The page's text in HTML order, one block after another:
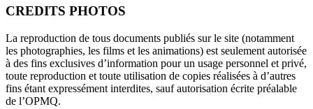
CREDITS PHOTOS
La reproduction de tous documents publiés sur le site (notamment
les photographies, les films et les animations) est seulement autorisée
à des fins exclusives d’information pour un usage personnel et privé,
toute reproduction et toute utilisation de copies réalisées à d’autres
fins étant expressément interdites, sauf autorisation écrite préalable
de l’OPMQ.